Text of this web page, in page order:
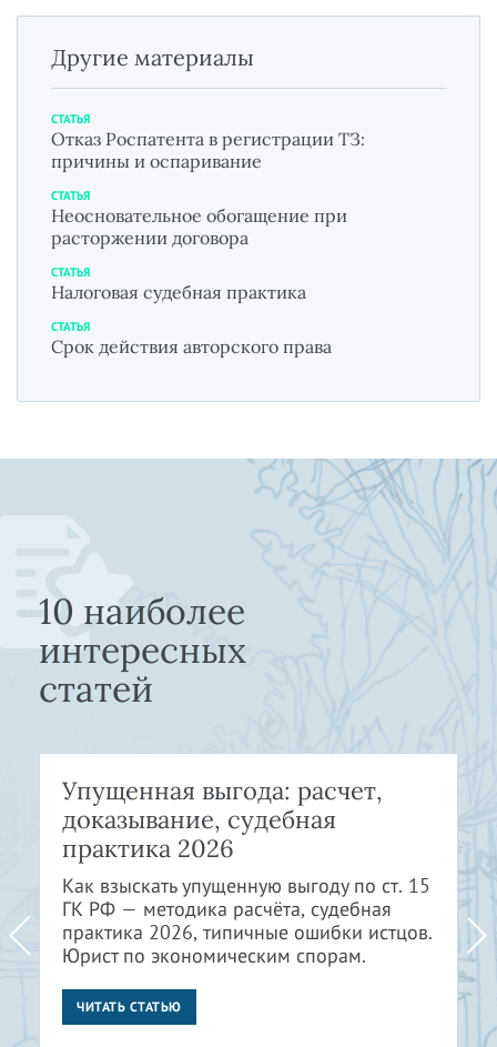
Другие материалы
СТАТЬЯ
Отказ Роспатента в регистрации ТЗ:
причины и оспаривание
СТАТЬЯ
Неосновательное обогащение при
расторжении договора
СТАТЬЯ
Налоговая судебная практика
СТАТЬЯ
Срок действия авторского права
10 наиболее
интересных
статей
Упущенная выгода: расчет,
доказывание, судебная
практика 2026
Как взыскать упущенную выгоду по ст. 15
ГК РФ — методика расчёта, судебная
практика 2026, типичные ошибки истцов.
Юрист по экономическим спорам.
ЧИТАТЬ СТАТЬЮ